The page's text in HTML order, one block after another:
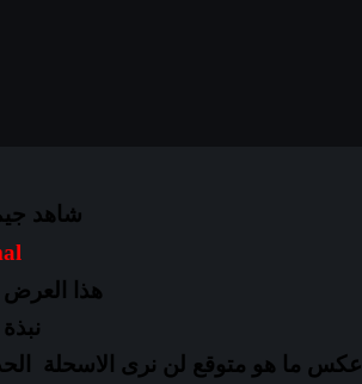
شاهد
هذا
عكس ما هو متوقع لن نرى الاسحلة